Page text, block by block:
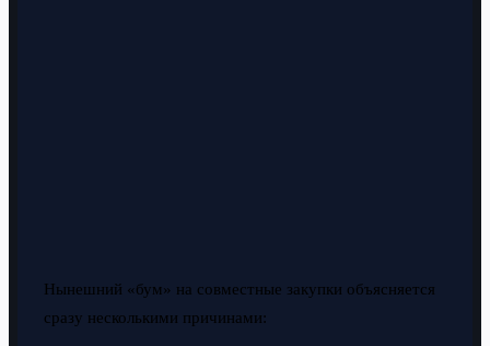
Нынешний «бум» на совместные закупки объясняется
сразу несколькими причинами: